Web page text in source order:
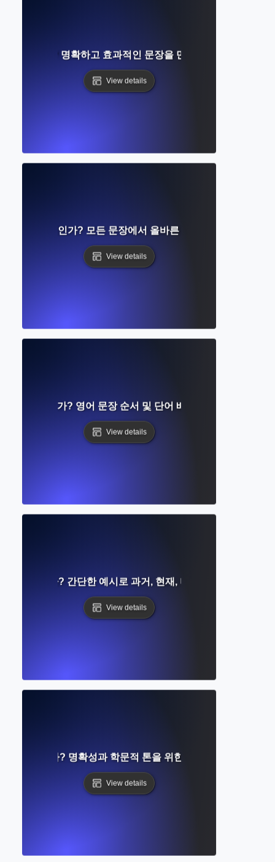
무엇인가? 명확하고 효과적인 문장을 만드는 방법을 배우세
View details
일치란 무엇인가? 모든 문장에서 올바른 문법을 위한 쉬운 규
View details
이란 무엇인가? 영어 문장 순서 및 단어 배열에 대한 완벽한 가
View details
란 무엇인가? 간단한 예시로 과거, 현재, 미래 형태를 이해하기
View details
란 무엇인가? 명확성과 학문적 톤을 위한 올바른 단어 선택 방
View details